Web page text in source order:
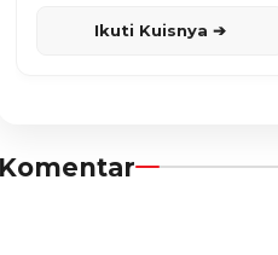
Ikuti Kuisnya ➔
Komentar